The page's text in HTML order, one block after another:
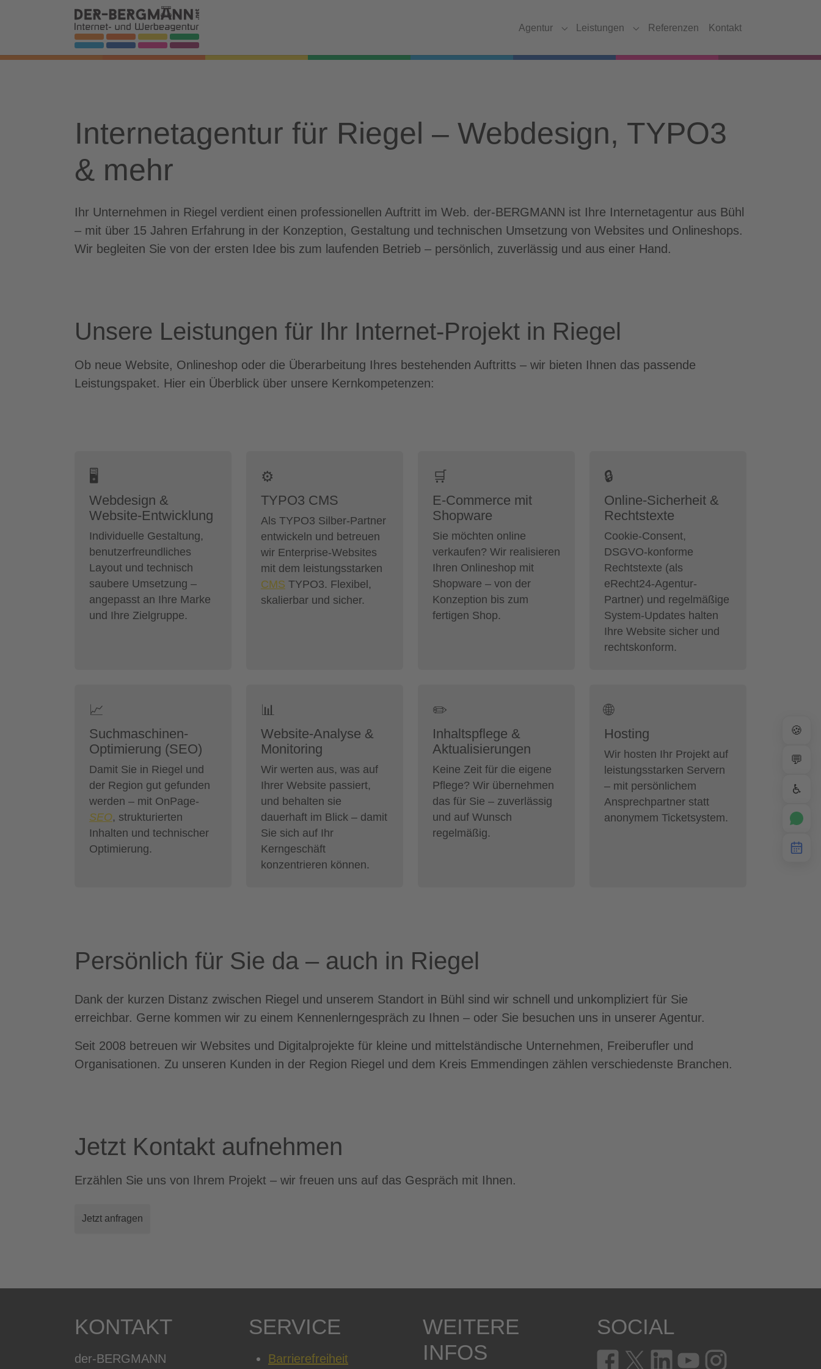
Skip to main navigation
Zum Hauptinhalt springen
Skip to page footer
Agentur
Submenu for "Agentur"
Leistungen
Submenu for "Leistungen"
Referenzen Kontakt
Internetagentur für Riegel – Webdesign, TYPO3
& mehr
Ihr Unternehmen in Riegel verdient einen professionellen Auftritt im Web. der-BERGMANN ist Ihre Internetagentur aus Bühl
– mit über 15 Jahren Erfahrung in der Konzeption, Gestaltung und technischen Umsetzung von Websites und Onlineshops.
Wir begleiten Sie von der ersten Idee bis zum laufenden Betrieb – persönlich, zuverlässig und aus einer Hand.
Unsere Leistungen für Ihr Internet-Projekt in Riegel
Ob neue Website, Onlineshop oder die Überarbeitung Ihres bestehenden Auftritts – wir bieten Ihnen das passende
Leistungspaket. Hier ein Überblick über unsere Kernkompetenzen:
🖥
Webdesign &
Website-Entwicklung
Individuelle Gestaltung,
benutzerfreundliches
Layout und technisch
saubere Umsetzung –
angepasst an Ihre Marke
und Ihre Zielgruppe.
⚙️
TYPO3 CMS
Als TYPO3 Silber-Partner
entwickeln und betreuen
wir Enterprise-Websites
mit dem leistungsstarken
CMS TYPO3. Flexibel,
skalierbar und sicher.
🛒
E-Commerce mit
Shopware
Sie möchten online
verkaufen? Wir realisieren
Ihren Onlineshop mit
Shopware – von der
Konzeption bis zum
fertigen Shop.
🔒
Online-Sicherheit &
Rechtstexte
Cookie-Consent,
DSGVO-konforme
Rechtstexte (als
eRecht24-Agentur-
Partner) und regelmäßige
System-Updates halten
Ihre Website sicher und
rechtskonform.
📈
Suchmaschinen-
Optimierung (SEO)
Damit Sie in Riegel und
der Region gut gefunden
werden – mit OnPage-
SEO, strukturierten
Inhalten und technischer
Optimierung.
📊
Website-Analyse &
Monitoring
Wir werten aus, was auf
Ihrer Website passiert,
und behalten sie
dauerhaft im Blick – damit
Sie sich auf Ihr
Kerngeschäft
konzentrieren können.
✏️
Inhaltspflege &
Aktualisierungen
Keine Zeit für die eigene
Pflege? Wir übernehmen
das für Sie – zuverlässig
und auf Wunsch
regelmäßig.
🌐
Hosting
Wir hosten Ihr Projekt auf
leistungsstarken Servern
– mit persönlichem
Ansprechpartner statt
anonymem Ticketsystem.
Persönlich für Sie da – auch in Riegel
Dank der kurzen Distanz zwischen Riegel und unserem Standort in Bühl sind wir schnell und unkompliziert für Sie
erreichbar. Gerne kommen wir zu einem Kennenlerngespräch zu Ihnen – oder Sie besuchen uns in unserer Agentur.
Seit 2008 betreuen wir Websites und Digitalprojekte für kleine und mittelständische Unternehmen, Freiberufler und
Organisationen. Zu unseren Kunden in der Region Riegel und dem Kreis Emmendingen zählen verschiedenste Branchen.
Jetzt Kontakt aufnehmen
Erzählen Sie uns von Ihrem Projekt – wir freuen uns auf das Gespräch mit Ihnen.
Jetzt anfragen
KONTAKT
der-BERGMANN
SERVICE
Barrierefreiheit
WEITERE
INFOS
SOCIAL
🍪
💬
♿